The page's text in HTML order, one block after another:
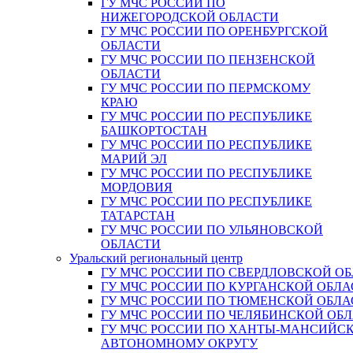
ГУ МЧС РОССИИ ПО
НИЖЕГОРОДСКОЙ ОБЛАСТИ
ГУ МЧС РОССИИ ПО ОРЕНБУРГСКОЙ
ОБЛАСТИ
ГУ МЧС РОССИИ ПО ПЕНЗЕНСКОЙ
ОБЛАСТИ
ГУ МЧС РОССИИ ПО ПЕРМСКОМУ
КРАЮ
ГУ МЧС РОССИИ ПО РЕСПУБЛИКЕ
БАШКОРТОСТАН
ГУ МЧС РОССИИ ПО РЕСПУБЛИКЕ
МАРИЙ ЭЛ
ГУ МЧС РОССИИ ПО РЕСПУБЛИКЕ
МОРДОВИЯ
ГУ МЧС РОССИИ ПО РЕСПУБЛИКЕ
ТАТАРСТАН
ГУ МЧС РОССИИ ПО УЛЬЯНОВСКОЙ
ОБЛАСТИ
Уральский региональный центр
ГУ МЧС РОССИИ ПО СВЕРДЛОВСКОЙ
ГУ МЧС РОССИИ ПО КУРГАНСКОЙ
ГУ МЧС РОССИИ ПО ТЮМЕНСКОЙ
ГУ МЧС РОССИИ ПО ЧЕЛЯБИНСКОЙ
ГУ МЧС РОССИИ ПО ХАНТЫ-
АВТОНОМНОМУ ОКРУГУ